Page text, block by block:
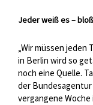
Jeder weiß es –
„Wir müssen jeden
in Berlin wird so
noch eine Quelle.
der
vergangene